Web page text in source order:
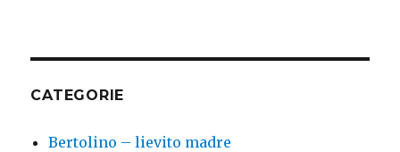
CATEGORIE
Bertolino – lievito madre